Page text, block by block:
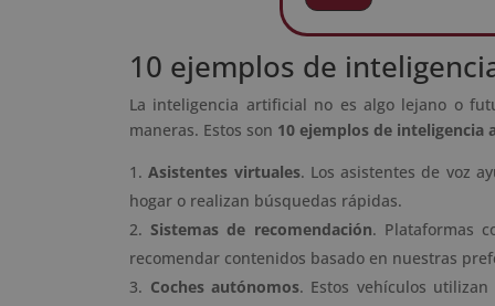
10 ejemplos de
La inteligencia artificial no es algo lejano o
maneras. Estos son 10 ejemplos de inteligencia
Asistentes virtuales. Los asistentes de voz
hogar o realizan búsquedas rápidas.
Sistemas de recomendación. Plataformas
recomendar contenidos basado en nuestras
Coches autónomos. Estos vehículos